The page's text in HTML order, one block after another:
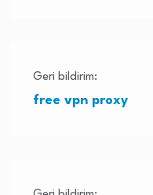
Geri bildirim:
free vpn proxy